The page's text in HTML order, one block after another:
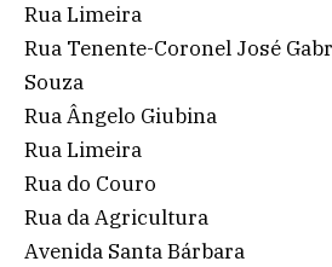
Rua Limeira
Rua Tenente-Coronel José
Souza
Rua Ângelo Giubina
Rua Limeira
Rua do Couro
Rua da Agricultura
Avenida Santa Bárbara